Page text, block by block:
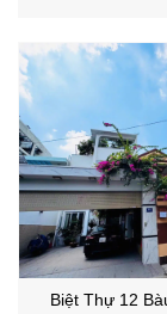
Biệt Thự 12